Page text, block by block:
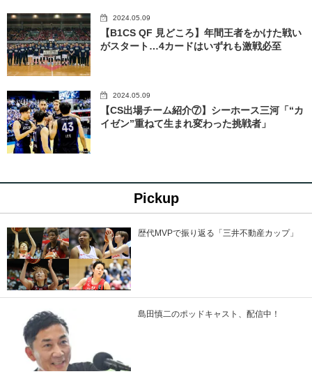
2024.05.09
【B1CS QF 見どころ】年間王者をかけた戦い
がスタート…4カードはいずれも激戦必至
2024.05.09
【CS出場チーム紹介⑦】シーホース三河「“カ
イゼン”重ねて生まれ変わった挑戦者」
Pickup
歴代MVPで振り返る「三井不動産カップ」
島田慎二のポッドキャスト、配信中！